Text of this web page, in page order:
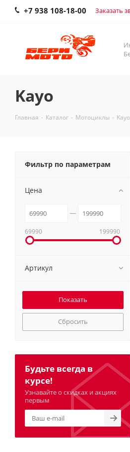
+7 938 108-18-00 Заказать
Kayo
Главная - Каталог - Мотоциклы - Kayo
Фильтр по параметрам
Цена
69990 199990
Артикул
Сбросить
Будьте всегда в
курсе!
Узнавайте о скидках и акциях
первым